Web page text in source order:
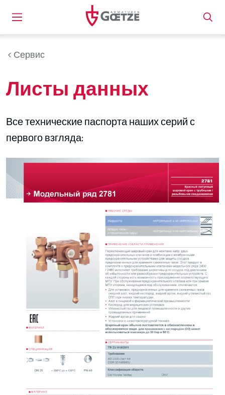
Сервис
Листы данных
Все технические паспорта наших серий с
первого взгляда: